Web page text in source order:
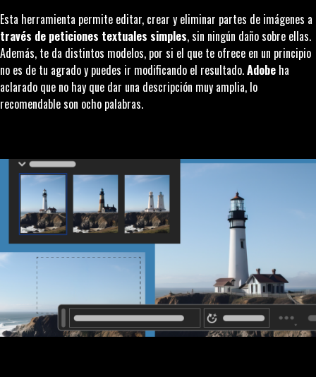
Esta herramienta permite editar, crear y eliminar partes de imágenes a
través de peticiones textuales simples, sin ningún daño sobre ellas.
Además, te da distintos modelos, por si el que te ofrece en un principio
no es de tu agrado y puedes ir modificando el resultado.Adobe ha
aclarado que no hay que dar una descripción muy amplia, lo
recomendable son ocho palabras.